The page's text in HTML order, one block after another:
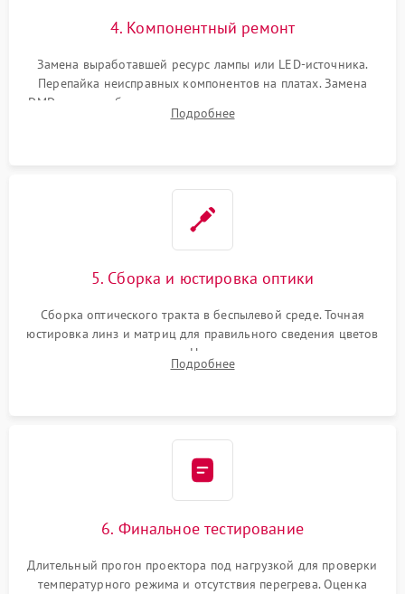
4. Компонентный ремонт
Замена выработавшей ресурс лампы или LED-источника.
Перепайка неисправных компонентов на платах. Замена
DMD-чипа при битых пикселях, установка нового цветового
колеса или восстановление сгоревших поляризационных
Подробнее
5. Сборка и юстировка оптики
Сборка оптического тракта в беспылевой среде. Точная
юстировка линз и матриц для правильного сведения цветов
и устранения размытия. Надежное подключение всех
шлейфов, установка датчиков и закрытие корпуса
Подробнее
6. Финальное тестирование
Длительный прогон проектора под нагрузкой для проверки
температурного режима и отсутствия перегрева. Оценка